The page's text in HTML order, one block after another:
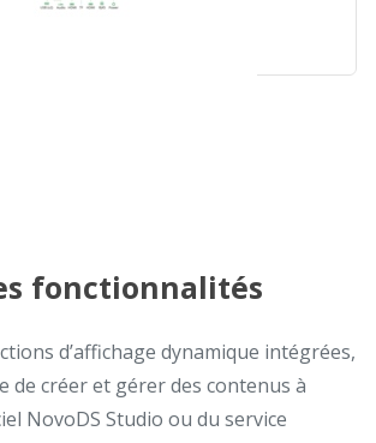
fonctionnalités
d’affichage dynamique intégrées,
de créer et gérer des contenus à
NovoDS Studio ou du service